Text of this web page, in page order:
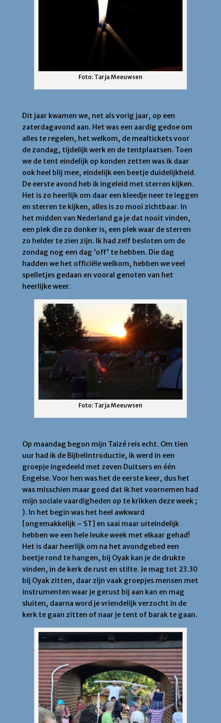
Foto: Tarja Meeuwsen
Dit jaar kwamen we, net als vorig jaar, op een
zaterdagavond aan. Het was een aardig gedoe om
alles te regelen, het welkom, de mealtickets voor
de zondag, tijdelijk werk en de tentplaatsen. Toen
we de tent eindelijk op konden zetten was ik daar
ook heel blij mee, eindelijk een beetje duidelijkheid.
De eerste avond heb ik ingeleid met sterren kijken.
Het is zo heerlijk om daar een kleedje neer te leggen
en sterren te kijken, alles is zo mooi zichtbaar. In
het midden van Nederland ga je dat nooit vinden,
een plek die zo donker is, een plek waar de sterren
zo helder te zien zijn. Ik had zelf besloten om de
zondag nog een dag ‘off’ te hebben. Die dag
hadden we het officiële welkom, hebben we veel
spelletjes gedaan en vooral genoten van het
heerlijke weer.
Foto: Tarja Meeuwsen
Op maandag begon mijn Taizé reis echt. Om tien
uur had ik de Bijbelintroductie, ik werd in een
groepje ingedeeld met zeven Duitsers en één
Engelse. Voor hen was het de eerste keer, dus het
was misschien maar goed dat ik het voornemen had
mijn sociale vaardigheden op te krikken deze week ;
). In het begin was het heel awkward
[ongemakkelijk – ST] en saai maar uiteindelijk
hebben we een hele leuke week met elkaar gehad!
Het is daar heerlijk om na het avondgebed een
beetje rond te hangen, bij Oyak kan je de drukte
vinden, in de kerk de rust en stilte. Je mag tot 23.30
bij Oyak zitten, daar zijn vaak groepjes mensen met
instrumenten waar je gerust bij aan kan en mag
sluiten, daarna word je vriendelijk verzocht in de
kerk te gaan zitten of naar je tent of barak te gaan.